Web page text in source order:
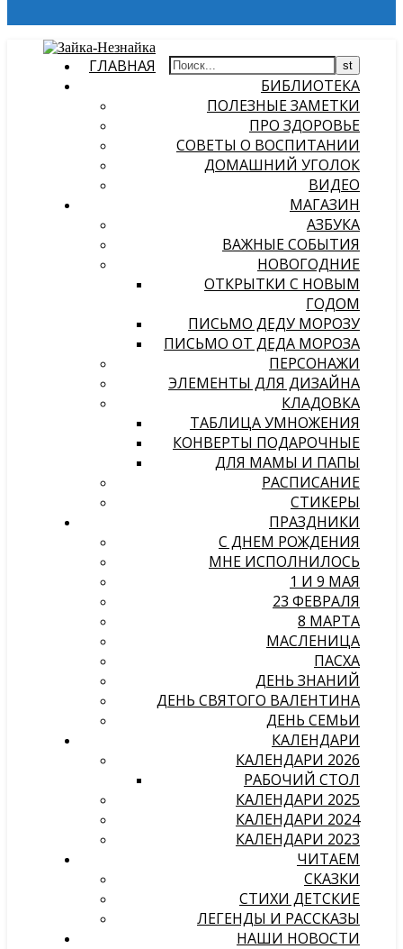
ГЛАВНАЯ
БИБЛИОТЕКА
ПОЛЕЗНЫЕ ЗАМЕТКИ
ПРО ЗДОРОВЬЕ
СОВЕТЫ О ВОСПИТАНИИ
ДОМАШНИЙ УГОЛОК
ВИДЕО
МАГАЗИН
АЗБУКА
ВАЖНЫЕ СОБЫТИЯ
НОВОГОДНИЕ
ОТКРЫТКИ С НОВЫМ
ГОДОМ
ПИСЬМО ДЕДУ МОРОЗУ
ПИСЬМО ОТ ДЕДА МОРОЗА
ПЕРСОНАЖИ
ЭЛЕМЕНТЫ ДЛЯ ДИЗАЙНА
КЛАДОВКА
ТАБЛИЦА УМНОЖЕНИЯ
КОНВЕРТЫ ПОДАРОЧНЫЕ
ДЛЯ МАМЫ И ПАПЫ
РАСПИСАНИЕ
СТИКЕРЫ
ПРАЗДНИКИ
С ДНЕМ РОЖДЕНИЯ
МНЕ ИСПОЛНИЛОСЬ
1 И 9 МАЯ
23 ФЕВРАЛЯ
8 МАРТА
МАСЛЕНИЦА
ПАСХА
ДЕНЬ ЗНАНИЙ
ДЕНЬ СВЯТОГО ВАЛЕНТИНА
ДЕНЬ СЕМЬИ
КАЛЕНДАРИ
КАЛЕНДАРИ 2026
РАБОЧИЙ СТОЛ
КАЛЕНДАРИ 2025
КАЛЕНДАРИ 2024
КАЛЕНДАРИ 2023
ЧИТАЕМ
СКАЗКИ
СТИХИ ДЕТСКИЕ
ЛЕГЕНДЫ И РАССКАЗЫ
НАШИ НОВОСТИ